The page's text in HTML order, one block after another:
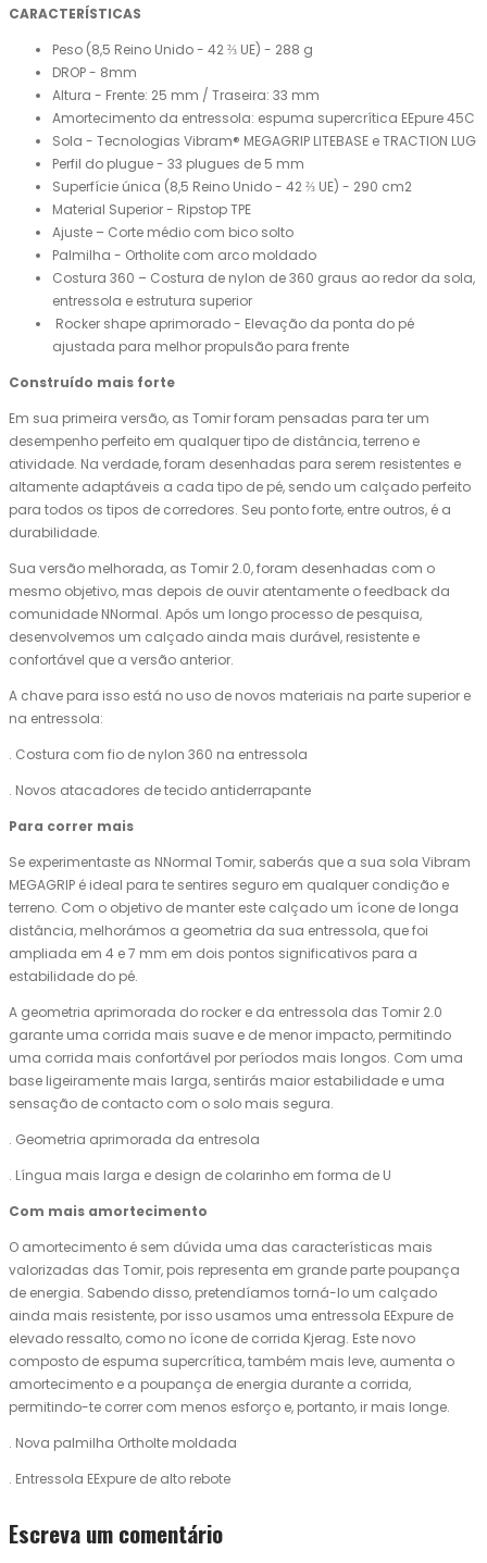
CARACTERÍSTICAS
Peso (8,5 Reino Unido - 42 ⅔ UE) - 288 g
DROP - 8mm
Altura - Frente: 25 mm / Traseira: 33 mm
Amortecimento da entressola: espuma supercrítica EEpure 45C
Sola - Tecnologias Vibram® MEGAGRIP LITEBASE e TRACTION LUG
Perfil do plugue - 33 plugues de 5 mm
Superfície única (8,5 Reino Unido - 42 ⅔ UE) - 290 cm2
Material Superior - Ripstop TPE
Ajuste – Corte médio com bico solto
Palmilha - Ortholite com arco moldado
Costura 360 – Costura de nylon de 360 graus ao redor da sola,
entressola e estrutura superior
Rocker shape aprimorado - Elevação da ponta do pé
ajustada para melhor propulsão para frente
Construído mais forte
Em sua primeira versão, as Tomir foram pensadas para ter um
desempenho perfeito em qualquer tipo de distância, terreno e
atividade. Na verdade, foram desenhadas para serem resistentes e
altamente adaptáveis a cada tipo de pé, sendo um calçado perfeito
para todos os tipos de corredores. Seu ponto forte, entre outros, é a
durabilidade.
Sua versão melhorada, as Tomir 2.0, foram desenhadas com o
mesmo objetivo, mas depois de ouvir atentamente o feedback da
comunidade NNormal. Após um longo processo de pesquisa,
desenvolvemos um calçado ainda mais durável, resistente e
confortável que a versão anterior.
A chave para isso está no uso de novos materiais na parte superior e
na entressola:
. Costura com fio de nylon 360 na entressola
. Novos atacadores de tecido antiderrapante
Para correr mais
Se experimentaste as NNormal Tomir, saberás que a sua sola Vibram
MEGAGRIP é ideal para te sentires seguro em qualquer condição e
terreno. Com o objetivo de manter este calçado um ícone de longa
distância, melhorámos a geometria da sua entressola, que foi
ampliada em 4 e 7 mm em dois pontos significativos para a
estabilidade do pé.
A geometria aprimorada do rocker e da entressola das Tomir 2.0
garante uma corrida mais suave e de menor impacto, permitindo
uma corrida mais confortável por períodos mais longos. Com uma
base ligeiramente mais larga, sentirás maior estabilidade e uma
sensação de contacto com o solo mais segura.
. Geometria aprimorada da entresola
. Língua mais larga e design de colarinho em forma de U
Com mais amortecimento
O amortecimento é sem dúvida uma das características mais
valorizadas das Tomir, pois representa em grande parte poupança
de energia. Sabendo disso, pretendíamos torná-lo um calçado
ainda mais resistente, por isso usamos uma entressola EExpure de
elevado ressalto, como no ícone de corrida Kjerag. Este novo
composto de espuma supercrítica, também mais leve, aumenta o
amortecimento e a poupança de energia durante a corrida,
permitindo-te correr com menos esforço e, portanto, ir mais longe.
. Nova palmilha Ortholte moldada
. Entressola EExpure de alto rebote
Escreva um comentário